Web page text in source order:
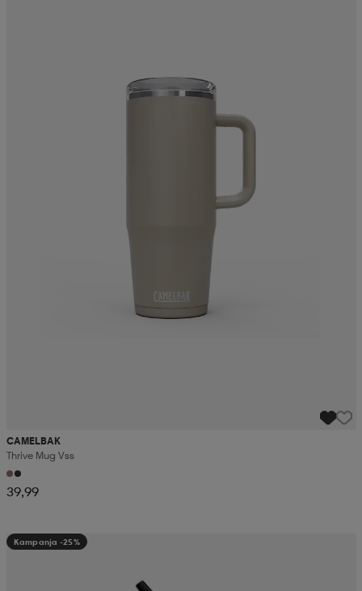
CAMELBAK
Thrive Mug Vss
39,99
Kampanja -25%